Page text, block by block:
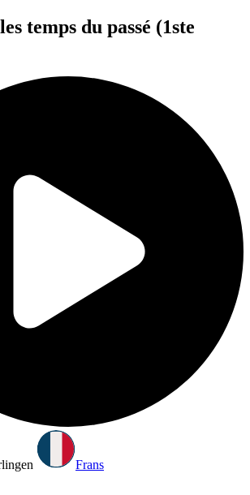
temps du passé (1ste
Frans